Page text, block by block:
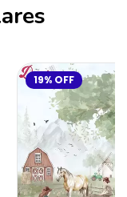
19% OFF